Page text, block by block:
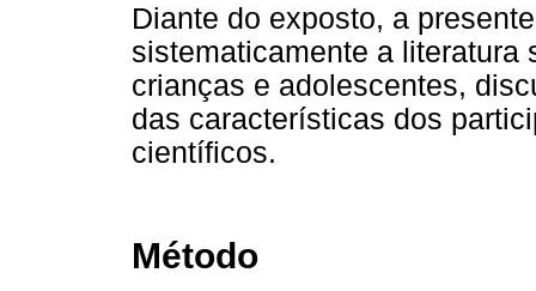
Diante do exposto, a
sistematicamente a literatura
crianças e adolescentes,
das características dos
científicos.
Método